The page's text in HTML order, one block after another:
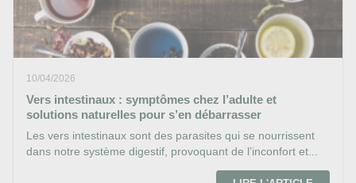
10/04/2026
Vers intestinaux : symptômes chez l’adulte et
solutions naturelles pour s’en débarrasser
Les vers intestinaux sont des parasites qui se nourrissent
dans notre système digestif, provoquant de l’inconfort et...